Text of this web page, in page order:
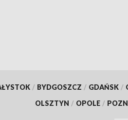
/ BYDGOSZCZ / GDAŃSK /
OLSZTYN / OPOLE /